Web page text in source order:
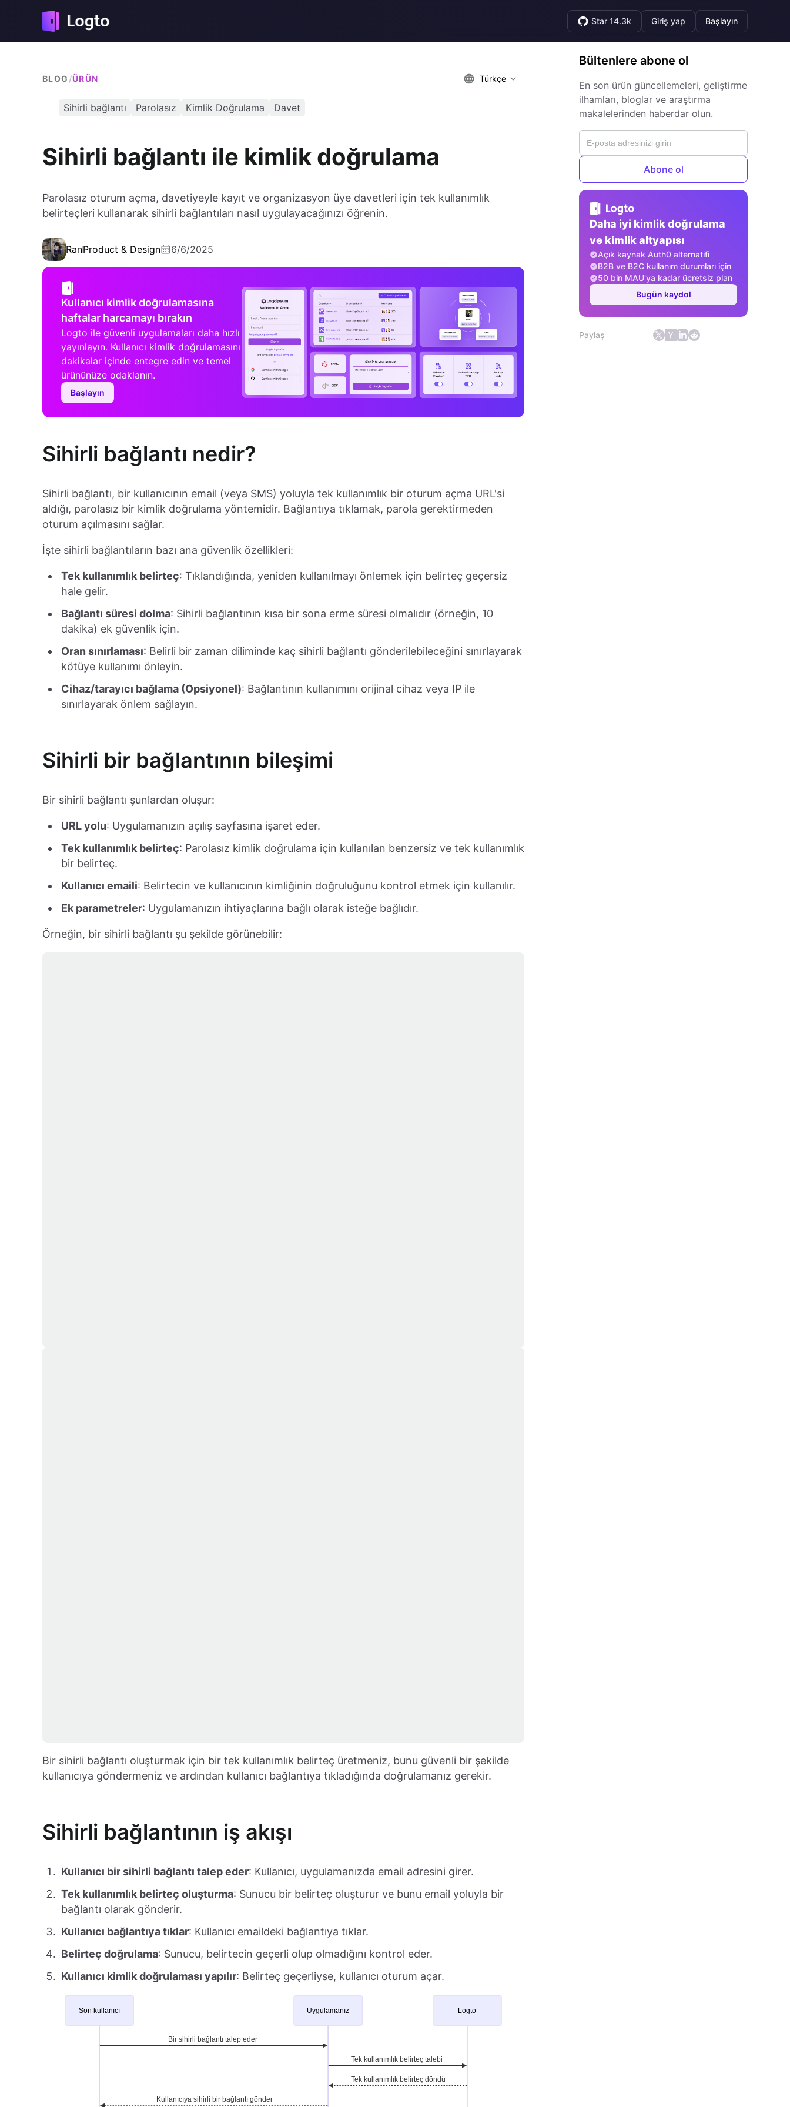
Star 14.3k Giriş yap Başlayın
BLOG /ÜRÜN Türkçe
Sihirli bağlantı Parolasız Kimlik Doğrulama Davet
Sihirli bağlantı ile kimlik doğrulama
Parolasız oturum açma, davetiyeyle kayıt ve organizasyon üye davetleri için tek kullanımlık
belirteçleri kullanarak sihirli bağlantıları nasıl uygulayacağınızı öğrenin.
RanProduct & Design 6/6/2025
Kullanıcı kimlik doğrulamasına
haftalar harcamayı bırakın
Logto ile güvenli uygulamaları daha hızlı
yayınlayın. Kullanıcı kimlik doğrulamasını
dakikalar içinde entegre edin ve temel
ürününüze odaklanın.
Başlayın
Sihirli bağlantı nedir?
Sihirli bağlantı, bir kullanıcının email (veya SMS) yoluyla tek kullanımlık bir oturum açma URL'si
aldığı, parolasız bir kimlik doğrulama yöntemidir. Bağlantıya tıklamak, parola gerektirmeden
oturum açılmasını sağlar.
İşte sihirli bağlantıların bazı ana güvenlik özellikleri:
Tek kullanımlık belirteç: Tıklandığında, yeniden kullanılmayı önlemek için belirteç geçersiz
hale gelir.
Bağlantı süresi dolma: Sihirli bağlantının kısa bir sona erme süresi olmalıdır (örneğin, 10
dakika) ek güvenlik için.
Oran sınırlaması: Belirli bir zaman diliminde kaç sihirli bağlantı gönderilebileceğini sınırlayarak
kötüye kullanımı önleyin.
Cihaz/tarayıcı bağlama (Opsiyonel): Bağlantının kullanımını orijinal cihaz veya IP ile
sınırlayarak önlem sağlayın.
Sihirli bir bağlantının bileşimi
Bir sihirli bağlantı şunlardan oluşur:
URL yolu: Uygulamanızın açılış sayfasına işaret eder.
Tek kullanımlık belirteç: Parolasız kimlik doğrulama için kullanılan benzersiz ve tek kullanımlık
bir belirteç.
Kullanıcı emaili: Belirtecin ve kullanıcının kimliğinin doğruluğunu kontrol etmek için kullanılır.
Ek parametreler: Uygulamanızın ihtiyaçlarına bağlı olarak isteğe bağlıdır.
Örneğin, bir sihirli bağlantı şu şekilde görünebilir:
Bir sihirli bağlantı oluşturmak için bir tek kullanımlık belirteç üretmeniz, bunu güvenli bir şekilde
kullanıcıya göndermeniz ve ardından kullanıcı bağlantıya tıkladığında doğrulamanız gerekir.
Sihirli bağlantının iş akışı
Kullanıcı bir sihirli bağlantı talep eder: Kullanıcı, uygulamanızda email adresini girer.
Tek kullanımlık belirteç oluşturma: Sunucu bir belirteç oluşturur ve bunu email yoluyla bir
bağlantı olarak gönderir.
Kullanıcı bağlantıya tıklar: Kullanıcı emaildeki bağlantıya tıklar.
Belirteç doğrulama: Sunucu, belirtecin geçerli olup olmadığını kontrol eder.
Kullanıcı kimlik doğrulaması yapılır: Belirteç geçerliyse, kullanıcı oturum açar.
Bültenlere abone ol
En son ürün güncellemeleri, geliştirme
ilhamları, bloglar ve araştırma
makalelerinden haberdar olun.
Abone ol
Daha iyi kimlik doğrulama
ve kimlik altyapısı
Açık kaynak Auth0 alternatifi
B2B ve B2C kullanım durumları için
50 bin MAU'ya kadar ücretsiz plan
Bugün kaydol
Paylaş